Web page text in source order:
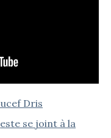
Dris
se joint à la